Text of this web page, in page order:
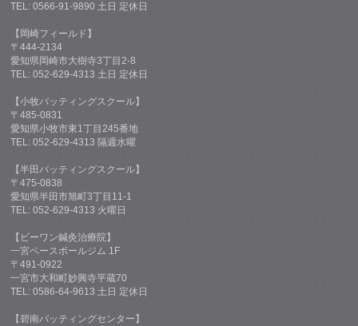
TEL: 0566-91-9890 土日 定休日
【岡崎フィールド】
〒444-2134
愛知県岡崎市大樹寺3丁目2-8
TEL: 052-629-4313 土日 定休日
【小牧バッティングスクール】
〒485-0831
愛知県小牧市東1丁目245番地
TEL: 052-629-4313 隔週水曜
【半田バッティングスクール】
〒475-0838
愛知県半田市旭町3丁目11-1
TEL: 052-629-4313 火曜日
【ビーワン鍼灸治療院】
一宮ベースボールジム 1F
〒491-0922
一宮市大和町妙興寺平蔵70
TEL: 0586-64-9613 土日 定休日
【碧南バッティングセンター】